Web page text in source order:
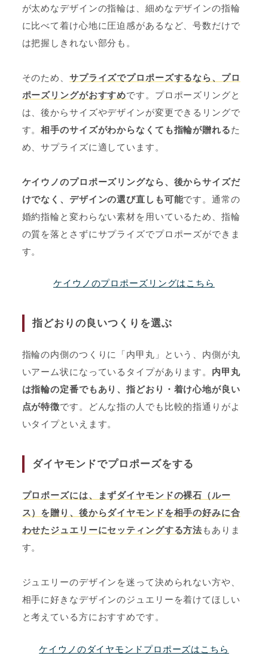
が太めなデザインの指輪は、細めなデザインの指輪
に比べて着け心地に圧迫感があるなど、号数だけで
は把握しきれない部分も。
そのため、 サプライズでプロポーズするなら、プロ
ポーズリングがおすすめです。プロポーズリングと
は、後からサイズやデザインが変更できるリングで
す。相手のサイズがわからなくても指輪が贈れるた
め、サプライズに適しています。
ケイウノのプロポーズリングなら、後からサイズだ
けでなく、デザインの選び直しも可能です。通常の
婚約指輪と変わらない素材を用いているため、指輪
の質を落とさずにサプライズでプロポーズができま
す。
ケイウノのプロポーズリングはこちら
指どおりの良いつくりを選ぶ
指輪の内側のつくりに「内甲丸」という、内側が丸
いアーム状になっているタイプがあります。 内甲丸
は指輪の定番でもあり、指どおり・着け心地が良い
点が特徴です。どんな指の人でも比較的指通りがよ
いタイプといえます。
ダイヤモンドでプロポーズをする
プロポーズには、まずダイヤモンドの裸石（ルー
ス）を贈り、後からダイヤモンドを相手の好みに合
わせたジュエリーにセッティングする方法 もありま
す。
ジュエリーのデザインを迷って決められない方や、
相手に好きなデザインのジュエリーを着けてほしい
と考えている方におすすめです。
ケイウノのダイヤモンドプロポーズはこちら